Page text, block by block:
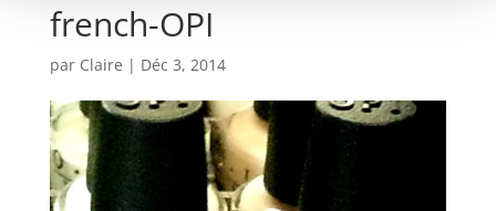
french-OPI
par Claire | Déc 3, 2014